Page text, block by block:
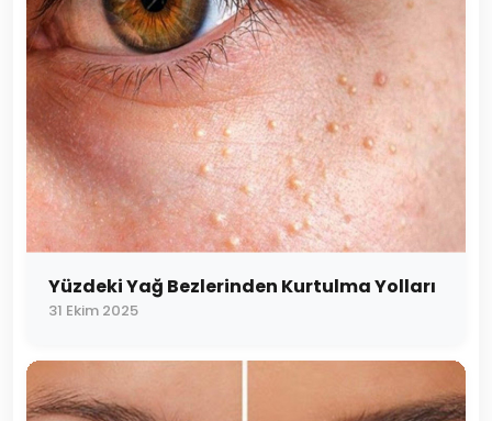
Yüzdeki Yağ Bezlerinden Kurtulma Yolları
31 Ekim 2025